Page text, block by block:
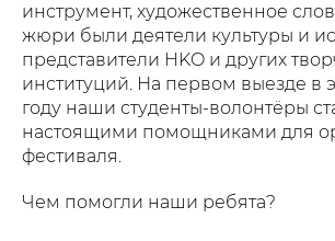
инструмент, художественное
жюри были деятели культуры и
представители HKO и других
институций. На первом выезде в
году наши студенты-волонтёры
настоящими помощниками для
фестиваля.
Чем помогли наши ребята?